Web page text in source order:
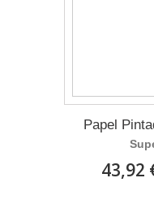
Papel
43,92